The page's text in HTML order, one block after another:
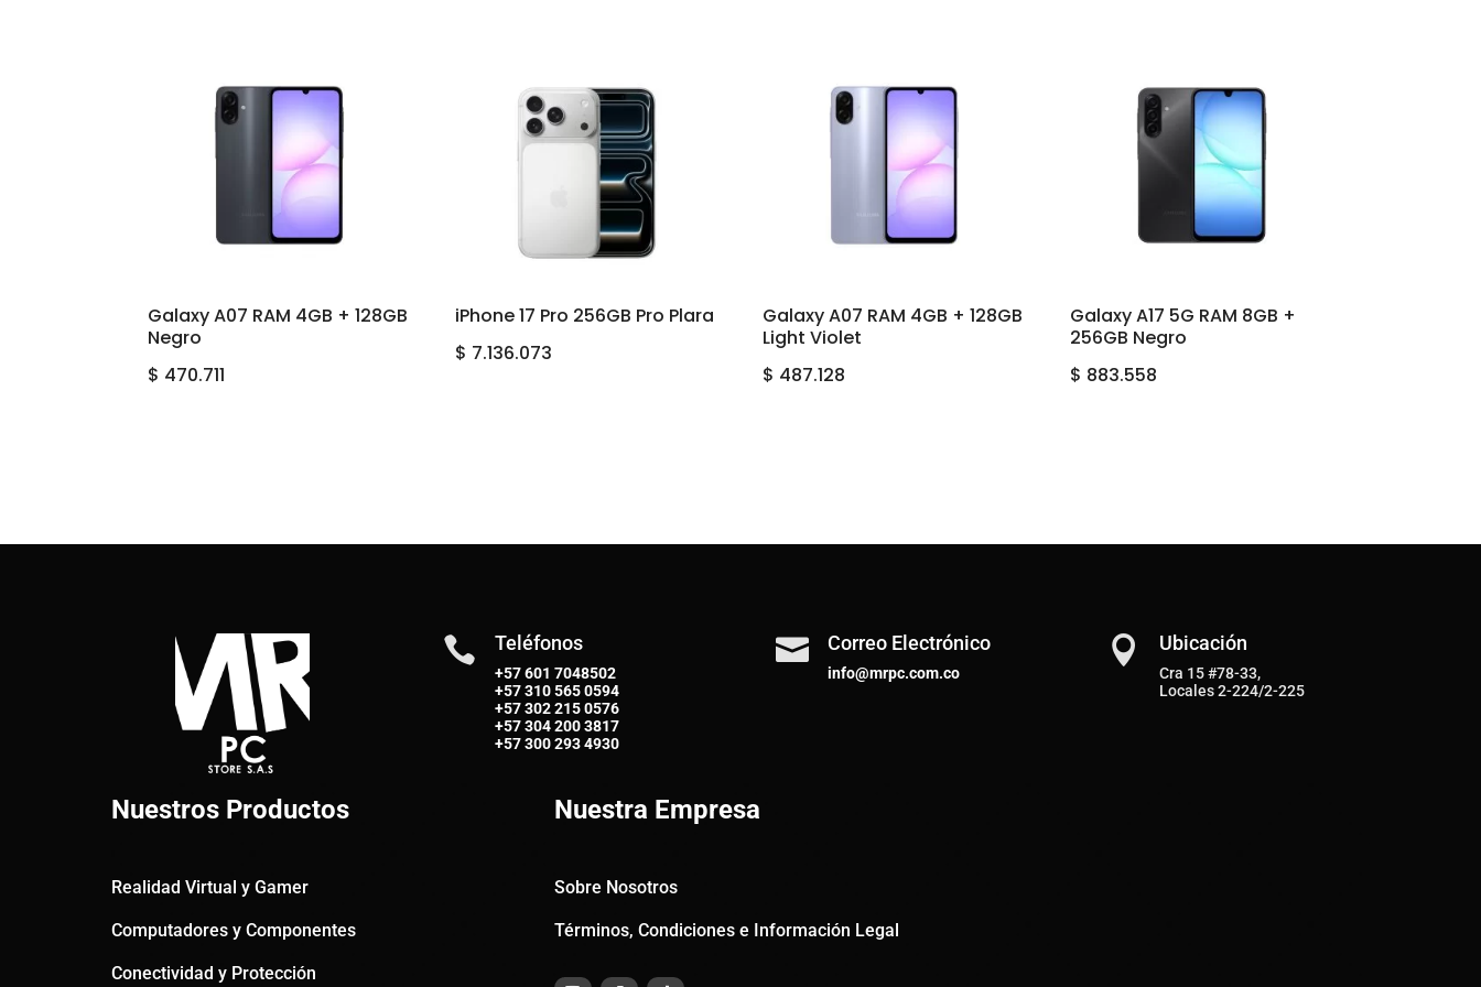
Galaxy A07 RAM 4GB + 128GB
Negro
$ 470.711
iPhone 17 Pro 256GB Pro Plara
$ 7.136.073
Galaxy A07 RAM 4GB + 128GB
Light Violet
$ 487.128
Galaxy A17 5G RAM 8GB +
256GB Negro
$ 883.558
 Teléfonos
+57 601 7048502
+57310 565 0594
+57302 215 0576
+57304 200 3817
+57300 293 4930
 Correo Electrónico
info@mrpc.com.co
 Ubicación
Cra 15 #78-33,
Locales 2-224/2-225
Nuestros Productos
Realidad Virtual y Gamer
Computadores y Componentes
Conectividad y Protección
Nuestra Empresa
Sobre Nosotros
Términos, Condiciones e Información Legal